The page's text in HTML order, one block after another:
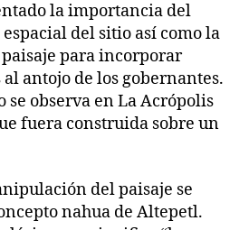
la importancia del
del sitio así como la
para incorporar
antojo de los gobernantes.
se observa en La Acrópolis
fuera construida sobre un
del paisaje se
nahua de Altepetl.